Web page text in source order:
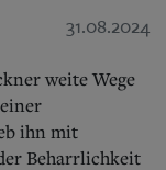
31.08.2024
weite Wege
ihn mit
Beharrlichkeit